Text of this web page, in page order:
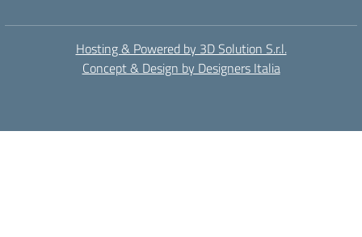
Hosting & Powered by 3D Solution S.r.l.
Concept & Design by Designers Italia